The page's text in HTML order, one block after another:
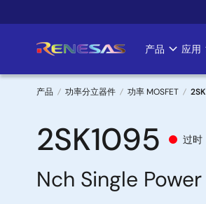
转
要
Main
产品 应用
面
包
屑
产品 功率分立器件 功率 MOSFET
2SK1095 过时
Nch Single